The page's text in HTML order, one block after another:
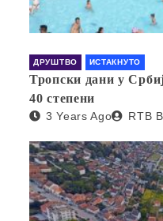
ДРУШТВО ИСТАКНУТО
Тропски дани у
40 степени
3 Years Ago RTB